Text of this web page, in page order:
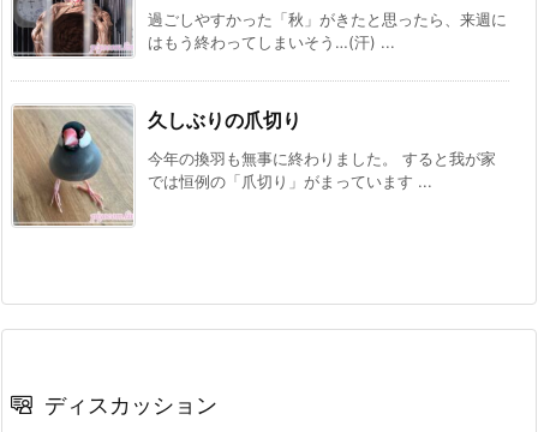
過ごしやすかった「秋」がきたと思ったら、来週に
はもう終わってしまいそう…(汗) ...
久しぶりの爪切り
今年の換羽も無事に終わりました。 すると我が家
では恒例の「爪切り」がまっています ...
ディスカッション